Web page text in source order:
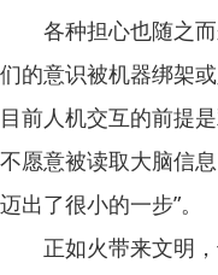
各种担心也随之而
们的意识被机器绑架
目前人机交互的前提
不愿意被读取大脑信
迈出了很小的一步”。
正如火带来文明，